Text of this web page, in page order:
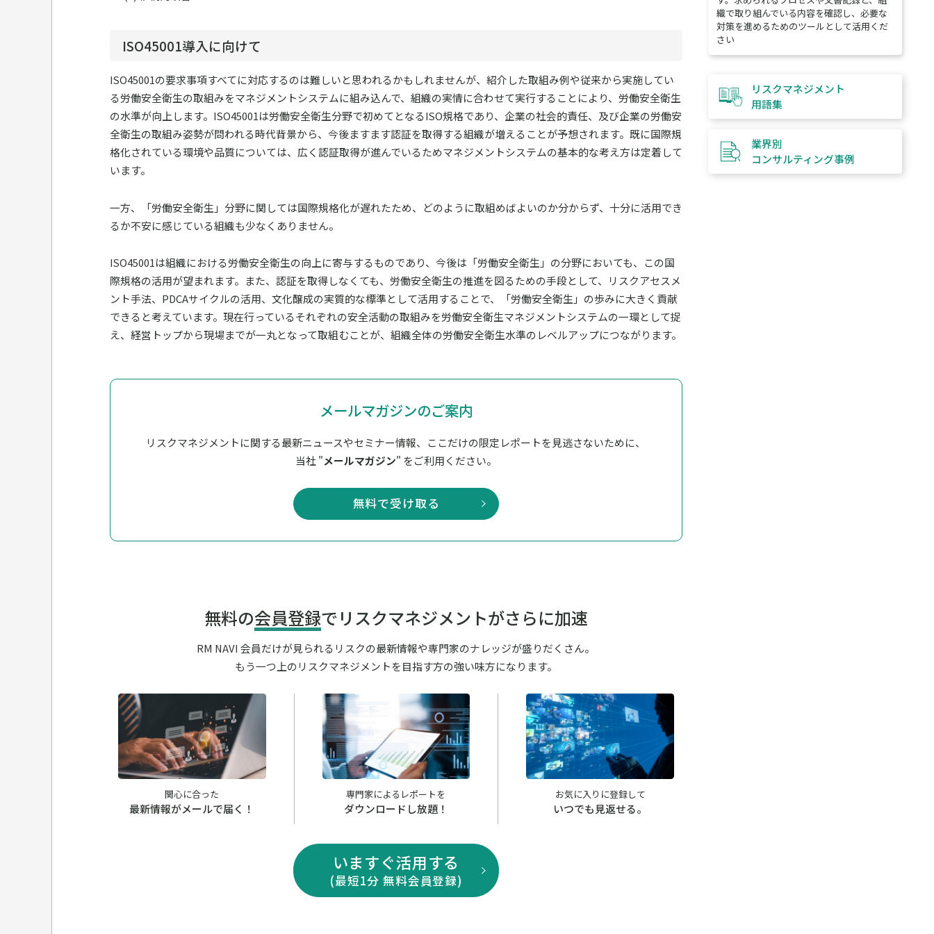
ISO45001導入に向けて
ISO45001の要求事項すべてに対応するのは難しいと思われるかもしれませんが、紹介した取組み例や従来から実施してい
る労働安全衛生の取組みをマネジメントシステムに組み込んで、組織の実情に合わせて実行することにより、労働安全衛生
の水準が向上します。ISO45001は労働安全衛生分野で初めてとなるISO規格であり、企業の社会的責任、及び企業の労働安
全衛生の取組み姿勢が問われる時代背景から、今後ますます認証を取得する組織が増えることが予想されます。既に国際規
格化されている環境や品質については、広く認証取得が進んでいるためマネジメントシステムの基本的な考え方は定着して
います。
一方、「労働安全衛生」分野に関しては国際規格化が遅れたため、どのように取組めばよいのか分からず、十分に活用でき
るか不安に感じている組織も少なくありません。
ISO45001は組織における労働安全衛生の向上に寄与するものであり、今後は「労働安全衛生」の分野においても、この国
際規格の活用が望まれます。また、認証を取得しなくても、労働安全衛生の推進を図るための手段として、リスクアセスメ
ント手法、PDCAサイクルの活用、文化醸成の実質的な標準として活用することで、「労働安全衛生」の歩みに大きく貢献
できると考えています。現在行っているそれぞれの安全活動の取組みを労働安全衛生マネジメントシステムの一環として捉
え、経営トップから現場までが一丸となって取組むことが、組織全体の労働安全衛生水準のレベルアップにつながります。
メールマガジンのご案内
リスクマネジメントに関する最新ニュースやセミナー情報、ここだけの限定レポートを見逃さないために、
当社 "メールマガジン" をご利用ください。
無料で受け取る
無料の会員登録でリスクマネジメントがさらに加速
RM NAVI 会員だけが見られるリスクの最新情報や専門家のナレッジが盛りだくさん。
もう一つ上のリスクマネジメントを目指す方の強い味方になります。
関心に合った
最新情報がメールで届く！
専門家によるレポートを
ダウンロードし放題！
お気に入りに登録して
いつでも見返せる。
いますぐ活用する
(最短1分 無料会員登録)
織で取り組んでいる内容を確認し、必要な
対策を進めるためのツールとして活用くだ
さい
リスクマネジメント
用語集
業界別
コンサルティング事例